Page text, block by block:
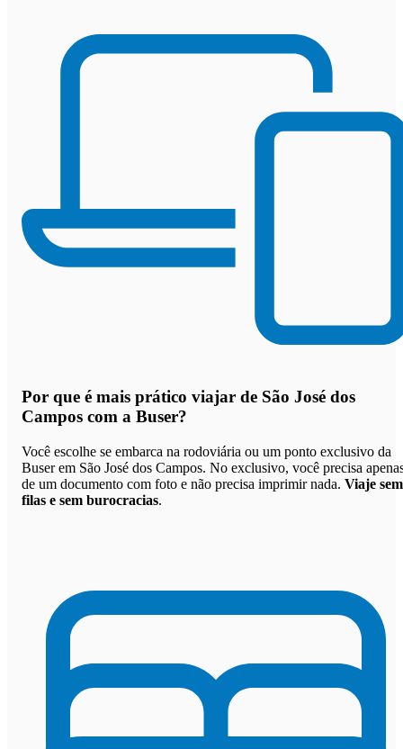
Por que é mais prático viajar de São José dos
Campos com a Buser?
Você escolhe se embarca na rodoviária ou um ponto exclusivo da
Buser em São José dos Campos. No exclusivo, você precisa
de um documento com foto e não precisa imprimir nada. Viaje sem
filas e sem burocracias.